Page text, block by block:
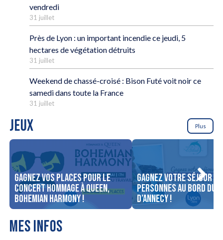
vendredi
31 juillet
Près de Lyon : un important incendie ce jeudi, 5
hectares de végétation détruits
31 juillet
Weekend de chassé-croisé : Bison Futé voit noir ce
samedi dans toute la France
31 juillet
JEUX Plus
Gagnez vos places pour le
concert Hommage à Queen,
Bohemian Harmony !
Gagnez votre séjour
personnes au bord du
d’Annecy !
MES INFOS